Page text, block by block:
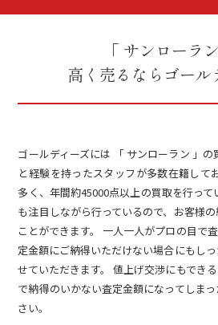
「 サンローラ
高く売るならゴール
ゴールディーズには 「 サンローラン 」
と経験を持ったスタッフが多数在籍して
多く、年間約45000点以上の買取を行っ
も注目しながら行っているので、お客様
ことができます。 一人一人がプロの目で
定金額にご納得いただけない場合にもし
せていただきます。 値上げ交渉にもでき
で納得のいかない査定金額になってしま
さい。